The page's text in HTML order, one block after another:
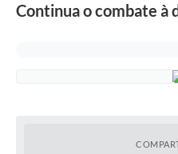
Continua o combate à